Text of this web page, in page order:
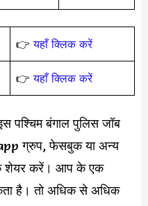
👉यहाँ क्लिक करें
👉यहाँ क्लिक करें
पश्चिम बंगाल पुलिस जॉब
ग्रुप, फेसबुक या अन्य
शेयर करें। आप के एक
है। तो अधिक से अधिक